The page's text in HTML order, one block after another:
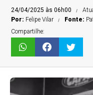
24/04/2025 às 06h00
Por: Felipe Vilar Fonte:
Compartilhe: